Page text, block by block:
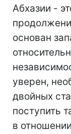
Абхазии -
основан
уверен,
двойных
поступить
в